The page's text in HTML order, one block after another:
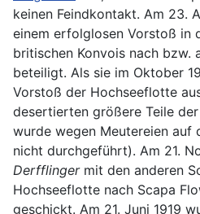
keinen Feindkontakt. Am 23.
einem erfolglosen Vorstoß in
britischen Konvois nach bzw.
beteiligt. Als sie im Oktober
Vorstoß der Hochseeflotte
desertierten größere Teile
wurde wegen Meutereien auf
nicht durchgeführt). Am 21.
Derfflinger mit den anderen
Hochseeflotte nach Scapa
geschickt. Am 21. Juni 1919